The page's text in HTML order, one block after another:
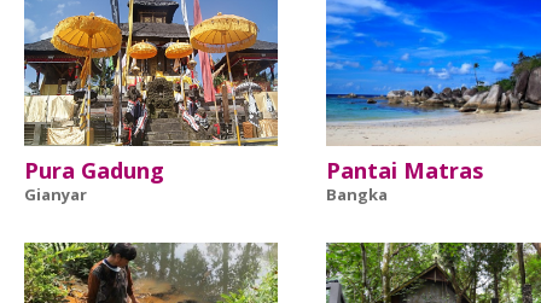
Pura Gadung
Gianyar
Pantai Matras
Bangka